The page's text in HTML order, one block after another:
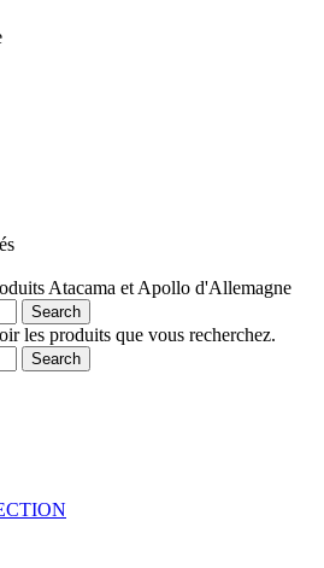
Atacama et Apollo d'Allemagne
Search
les produits que vous recherchez.
Search